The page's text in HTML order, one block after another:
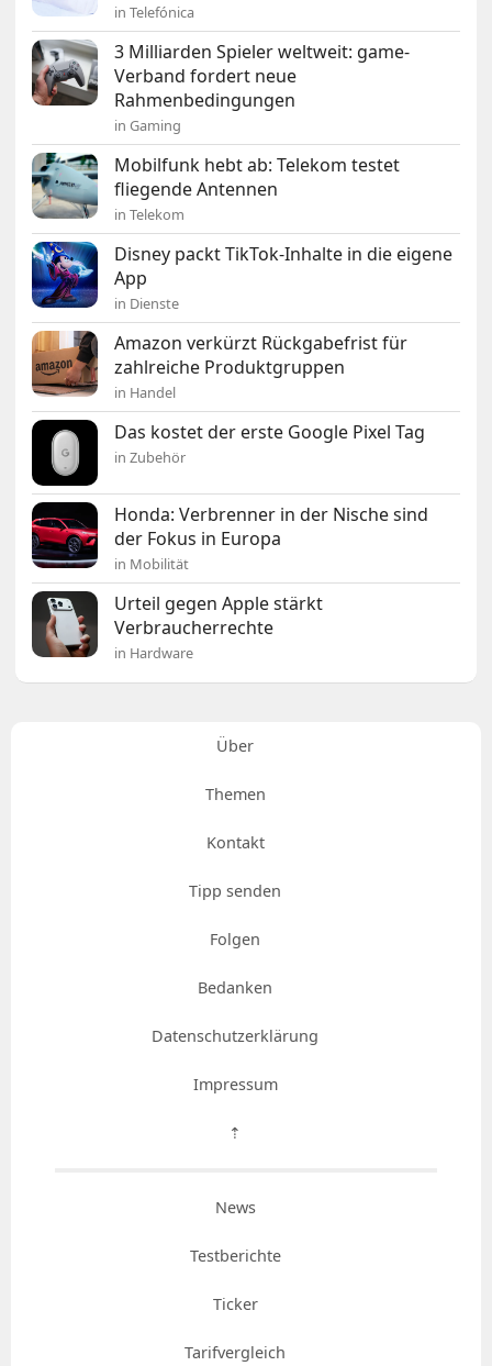
in Telefónica
3 Milliarden Spieler weltweit: game-
Verband fordert neue
Rahmenbedingungen
in Gaming
Mobilfunk hebt ab: Telekom testet
fliegende Antennen
in Telekom
Disney packt TikTok-Inhalte in die eigene
App
in Dienste
Amazon verkürzt Rückgabefrist für
zahlreiche Produktgruppen
in Handel
Das kostet der erste Google Pixel Tag
in Zubehör
Honda: Verbrenner in der Nische sind
der Fokus in Europa
in Mobilität
Urteil gegen Apple stärkt
Verbraucherrechte
in Hardware
Über
Themen
Kontakt
Tipp senden
Folgen
Bedanken
Datenschutzerklärung
Impressum
⇡
News
Testberichte
Ticker
Tarifvergleich